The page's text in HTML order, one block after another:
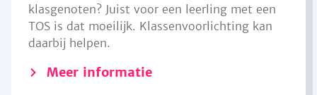
klasgenoten? Juist voor een leerling met een
TOS is dat moeilijk. Klassenvoorlichting kan
daarbij helpen.
Meer informatie